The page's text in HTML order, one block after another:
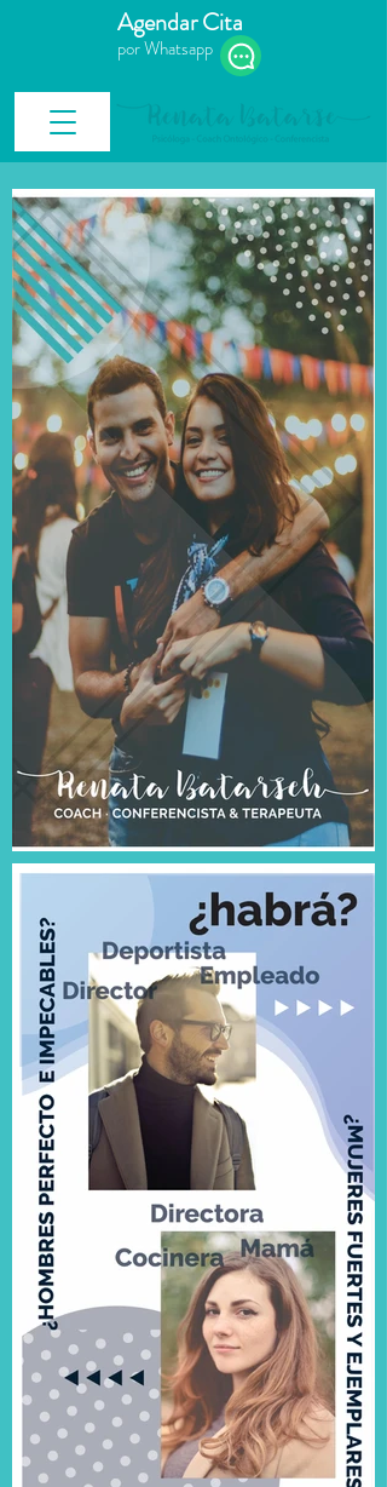
Agendar Cita
por Whatsapp